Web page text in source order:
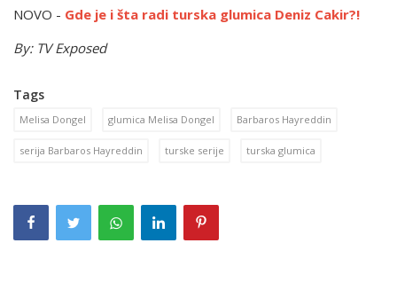
NOVO - Gde je i šta radi turska glumica Deniz Cakir?!
By: TV Exposed
Tags
Melisa Dongel glumica Melisa Dongel Barbaros Hayreddin
serija Barbaros Hayreddin turske serije turska glumica